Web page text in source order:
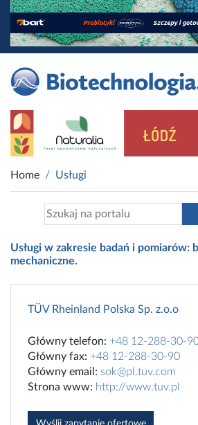
Home Usługi
Usługi w zakresie badań i pomiarów:
mechaniczne.
TÜV Rheinland Polska Sp. z.o.o
Główny telefon: +48 12-288-30-
Główny fax: +48 12-288-30-90
Główny email: sok@pl.tuv.com
Strona www: http://www.tuv.pl